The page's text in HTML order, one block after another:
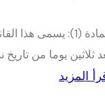
ثلاثين يوما من
المزيد